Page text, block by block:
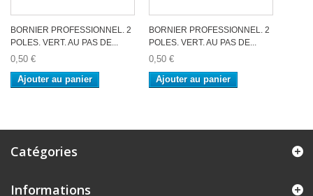
BORNIER PROFESSIONNEL. 2
POLES. VERT. AU PAS DE...
0,50 €
Ajouter au panier
BORNIER PROFESSIONNEL. 2
POLES. VERT. AU PAS DE...
0,50 €
Ajouter au panier
Catégories
Informations